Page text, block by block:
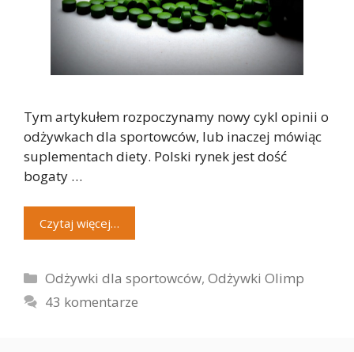
Tym artykułem rozpoczynamy nowy cykl opinii o
odżywkach dla sportowców, lub inaczej mówiąc
suplementach diety. Polski rynek jest dość
bogaty …
Czytaj więcej…
Kategorie
Odżywki dla sportowców,Odżywki Olimp
43 komentarze